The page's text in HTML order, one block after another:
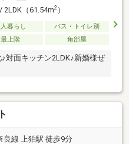
2LDK（61.54m2）
暮らし
バス・トイレ別
最上階 角部屋
対面キッチン2LDK♪新婚様ぜ
良線 上狛駅 徒歩9分